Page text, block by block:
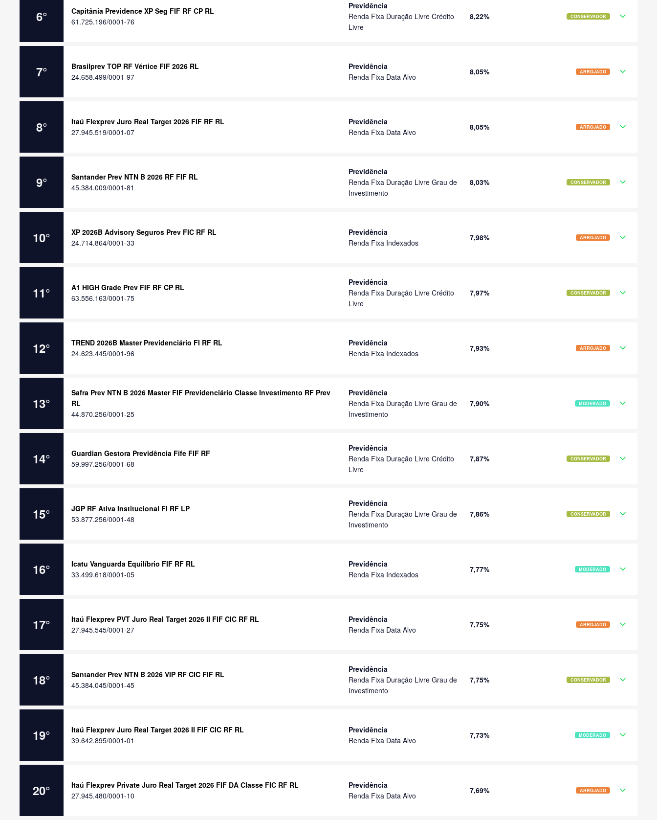
6°
Capitânia Previdence XP Seg FIF RF CP RL
61.725.196/0001-76
Previdência
Renda Fixa Duração Livre Crédito
Livre
8,22% CONSERVADOR
7°
Brasilprev TOP RF Vértice FIF 2026 RL
24.658.499/0001-97
Previdência
Renda Fixa Data Alvo
8,05% ARROJADO
8°
Itaú Flexprev Juro Real Target 2026 FIF RF RL
27.945.519/0001-07
Previdência
Renda Fixa Data Alvo
8,05% ARROJADO
9°
Santander Prev NTN B 2026 RF FIF RL
45.384.009/0001-81
Previdência
Renda Fixa Duração Livre Grau de
Investimento
8,03% CONSERVADOR
10°
XP 2026B Advisory Seguros Prev FIC RF RL
24.714.864/0001-33
Previdência
Renda Fixa Indexados
7,98% ARROJADO
11°
A1 HIGH Grade Prev FIF RF CP RL
63.556.163/0001-75
Previdência
Renda Fixa Duração Livre Crédito
Livre
7,97% CONSERVADOR
12°
TREND 2026B Master Previdenciário FI RF RL
24.623.445/0001-96
Previdência
Renda Fixa Indexados
7,93% ARROJADO
13°
Safra Prev NTN B 2026 Master FIF Previdenciário Classe Investimento RF Prev
RL
44.870.256/0001-25
Previdência
Renda Fixa Duração Livre Grau de
Investimento
7,90% MODERADO
14°
Guardian Gestora Previdência Fife FIF RF
59.997.256/0001-68
Previdência
Renda Fixa Duração Livre Crédito
Livre
7,87% CONSERVADOR
15°
JGP RF Ativa Institucional FI RF LP
53.877.256/0001-48
Previdência
Renda Fixa Duração Livre Grau de
Investimento
7,86% CONSERVADOR
16°
Icatu Vanguarda Equilíbrio FIF RF RL
33.499.618/0001-05
Previdência
Renda Fixa Indexados
7,77% MODERADO
17°
Itaú Flexprev PVT Juro Real Target 2026 II FIF CIC RF RL
27.945.545/0001-27
Previdência
Renda Fixa Data Alvo
7,75% ARROJADO
18°
Santander Prev NTN B 2026 VIP RF CIC FIF RL
45.384.045/0001-45
Previdência
Renda Fixa Duração Livre Grau de
Investimento
7,75% CONSERVADOR
19°
Itaú Flexprev Juro Real Target 2026 II FIF CIC RF RL
39.642.895/0001-01
Previdência
Renda Fixa Data Alvo
7,73% MODERADO
20°
Itaú Flexprev Private Juro Real Target 2026 FIF DA Classe FIC RF RL
27.945.480/0001-10
Previdência
Renda Fixa Data Alvo
7,69% ARROJADO